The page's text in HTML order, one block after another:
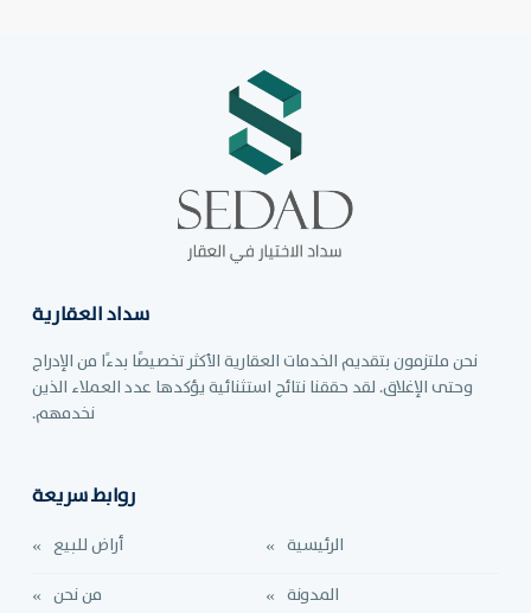
سداد العقارية
نحن ملتزمون بتقديم الخدمات العقارية الأكثر تخصيصًا بدءًا من الإدراج
وحتى الإغلاق. لقد حققنا نتائج استثنائية يؤكدها عدد العملاء الذين
نخدمهم.
روابط سريعة
الرئيسية
أراض للبيع
المدونة
من نحن